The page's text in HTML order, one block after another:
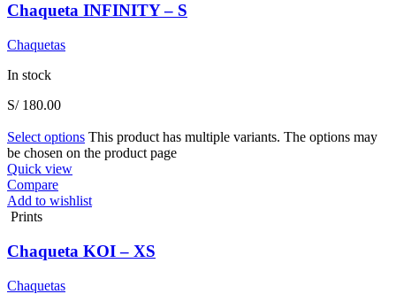
Chaqueta INFINITY – S
Chaquetas
In stock
S/180.00
Select options This product has multiple variants. The options may
be chosen on the product page
Quick view
Compare
Add to wishlist
Prints
Chaqueta KOI – XS
Chaquetas